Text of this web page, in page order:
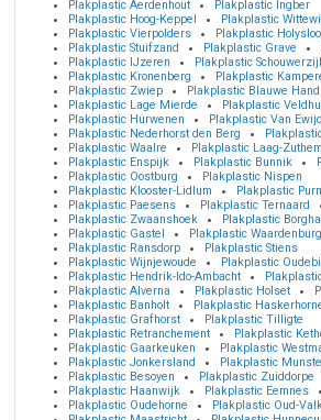
Plakplastic Aerdenhout
Plakplastic Ingber
Plakplastic Hoog-Keppel
Plakplastic
Plakplastic Vierpolders
Plakplastic
Plakplastic Stuifzand
Plakplastic Grave
Plakplastic IJzeren
Plakplastic Schouwerzijl
Plakplastic Kronenberg
Plakplastic
Plakplastic Zwiep
Plakplastic Blauwe Hand
Plakplastic Lage Mierde
Plakplastic
Plakplastic Hurwenen
Plakplastic Van
Plakplastic Nederhorst den Berg
Plakplastic Waalre
Plakplastic Laag-Zuthem
Plakplastic Enspijk
Plakplastic Bunnik
Plakplastic Oostburg
Plakplastic Nispen
Plakplastic Klooster-Lidlum
Plakplastic
Plakplastic Paesens
Plakplastic Ternaard
Plakplastic Zwaanshoek
Plakplastic
Plakplastic Gastel
Plakplastic Waardenburg
Plakplastic Ransdorp
Plakplastic Stiens
Plakplastic Wijnjewoude
Plakplastic
Plakplastic Hendrik-Ido-Ambacht
Plakplastic Alverna
Plakplastic Holset
Plakplastic Banholt
Plakplastic
Plakplastic Grafhorst
Plakplastic Tilligte
Plakplastic Retranchement
Plakplastic
Plakplastic Gaarkeuken
Plakplastic
Plakplastic Jonkersland
Plakplastic
Plakplastic Besoyen
Plakplastic Zuiddorpe
Plakplastic Haanwijk
Plakplastic Eemnes
Plakplastic Oudehorne
Plakplastic Oud-